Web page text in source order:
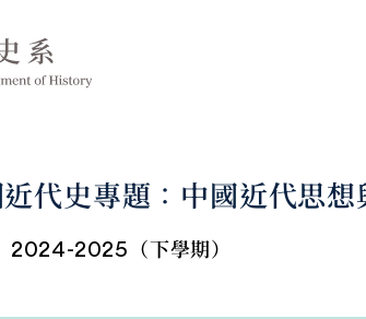
代史專題：中國近代思想
2024-2025（下學期）